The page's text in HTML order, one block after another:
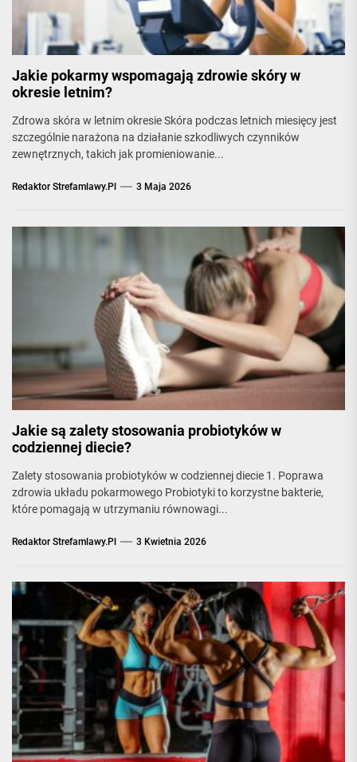
Jakie pokarmy wspomagają zdrowie skóry w
okresie letnim?
Zdrowa skóra w letnim okresie Skóra podczas letnich miesięcy jest
szczególnie narażona na działanie szkodliwych czynników
zewnętrznych, takich jak promieniowanie...
Redaktor Strefamlawy.pl 3 Maja 2026
Jakie są zalety stosowania probiotyków w
codziennej diecie?
Zalety stosowania probiotyków w codziennej diecie 1. Poprawa
zdrowia układu pokarmowego Probiotyki to korzystne bakterie,
które pomagają w utrzymaniu równowagi...
Redaktor Strefamlawy.pl 3 Kwietnia 2026